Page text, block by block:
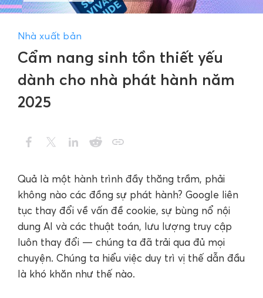
Cẩm nang sinh tồn thiết yếu
dành cho nhà phát hành năm
2025
Nhà xuất bản
Quả là một hành trình đầy thăng trầm, phải
không nào các đồng sự phát hành? Google liên
tục thay đổi về vấn đề cookie, sự bùng nổ nội
dung AI và các thuật toán, lưu lượng truy cập
luôn thay đổi — chúng ta đã trải qua đủ mọi
chuyện. Chúng ta hiểu việc duy trì vị thế dẫn đầu
là khó khăn như thế nào.